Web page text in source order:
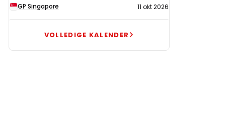
GP Singapore 11 okt 2026
VOLLEDIGE KALENDER